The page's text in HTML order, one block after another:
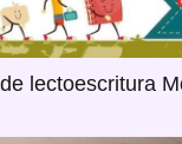
lectoescritura